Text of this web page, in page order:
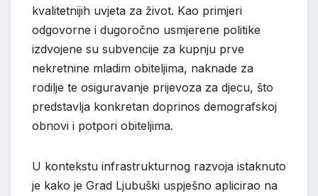
kvalitetnijih uvjeta za život. Kao primjeri
odgovorne i dugoročno usmjerene politike
izdvojene su subvencije za kupnju prve
nekretnine mladim obiteljima, naknade za
rodilje te osiguravanje prijevoza za djecu, što
predstavlja konkretan doprinos demografskoj
obnovi i potpori obiteljima.
U kontekstu infrastrukturnog razvoja istaknuto
je kako je Grad Ljubuški uspješno aplicirao na